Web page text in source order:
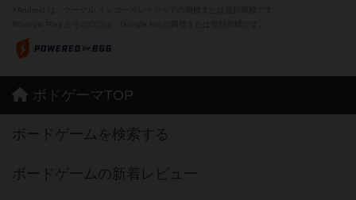
ボドゲーマTOP
ボードゲームを検索する
ボードゲームの新着レビュー